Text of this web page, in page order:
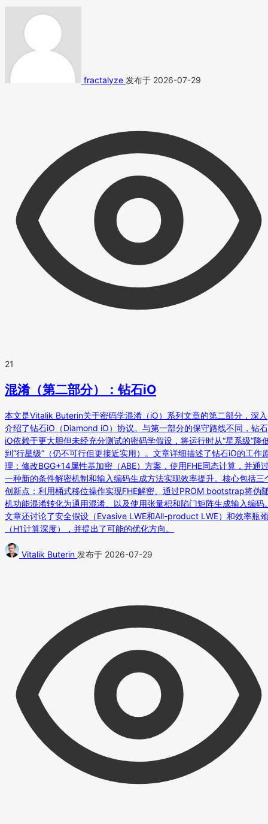
fractalyze 发布于 2026-07-29
21
混淆（第二部分）：钻石iO
本文是Vitalik Buterin关于密码学混淆（iO）系列文章的第二部分，深入
介绍了钻石iO（Diamond iO）协议。与第一部分的保守路线不同，钻石
iO依赖于更大胆但未经充分测试的密码学假设，将运行时从“星系级”降
到“行星级”（仍不可行但更接近实用）。文章详细描述了钻石iO的工作
理：修改BGG+14属性基加密（ABE）方案，使用FHE同态计算，并通
一种新的条件解密机制和输入编码生成方法实现效率提升。核心包括三
创新点：利用桶式移位操作实现FHE解密、通过PROM bootstrap将伪
机功能混淆转化为通用混淆、以及使用张量积和陷门矩阵生成输入编码
文章还讨论了安全假设（Evasive LWE和All-product LWE）和效率瓶颈
（H1计算深度），并提出了可能的优化方向。
Vitalik Buterin 发布于 2026-07-29